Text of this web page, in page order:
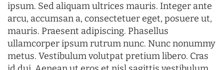
ipsum. Sed aliquam ultrices mauris. Integer ante
arcu, accumsan a, consectetuer eget, posuere ut,
mauris. Praesent adipiscing. Phasellus
ullamcorper ipsum rutrum nunc. Nunc nonummy
metus. Vestibulum volutpat pretium libero. Cras